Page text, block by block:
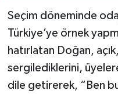
Seçim döneminde
Türkiye’ye örnek
hatırlatan Doğan,
sergilediklerini,
dile getirerek, “Ben